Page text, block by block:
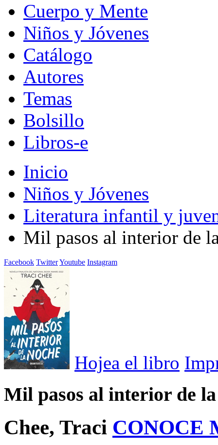
Cuerpo y Mente
Niños y Jóvenes
Catálogo
Autores
Temas
Bolsillo
Libros-e
Inicio
Niños y Jóvenes
Literatura infantil y
Mil pasos al interior de
Facebook TwitterYoutube Instagram
Hojea el libro
Mil pasos al interior de
Chee, Traci CONOCE